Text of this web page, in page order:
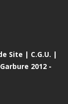
Site | C.G.U. |
2012 -